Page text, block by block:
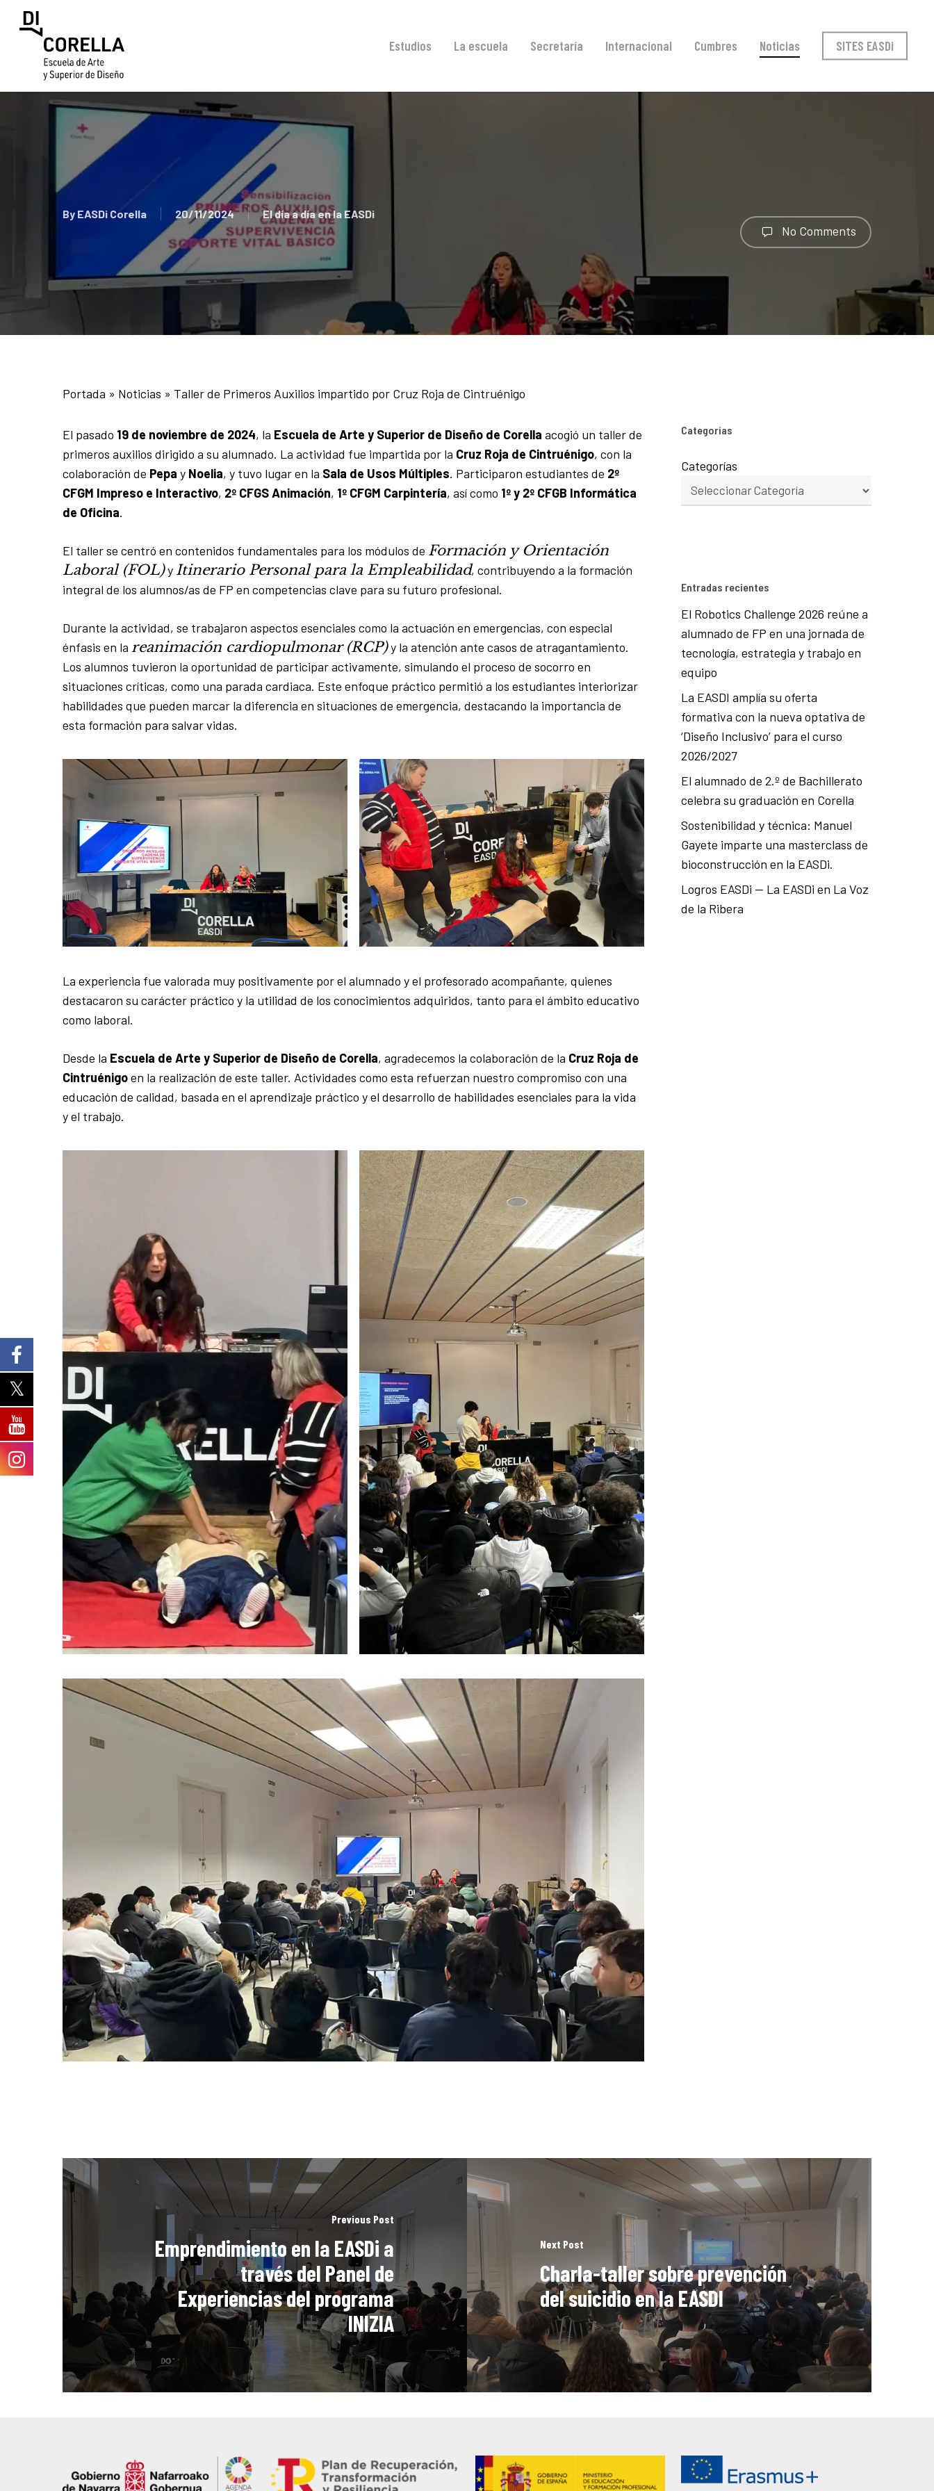
Estudios La escuela Secretaría Internacional Cumbres Noticias SITES EASDi
By EASDi Corella 20/11/2024 El día a día en la EASDi
No Comments
Portada » Noticias » Taller de Primeros Auxilios impartido por Cruz Roja de Cintruénigo
El pasado 19 de noviembre de 2024, la Escuela de Arte y Superior de Diseño de Corella acogió un taller de
primeros auxilios dirigido a su alumnado. La actividad fue impartida por la Cruz Roja de Cintruénigo, con la
colaboración de Pepa y Noelia, y tuvo lugar en la Sala de Usos Múltiples. Participaron estudiantes de 2º
CFGM Impreso e Interactivo, 2º CFGS Animación, 1º CFGM Carpintería, así como 1º y 2º CFGB Informática
de Oficina.
El taller se centró en contenidos fundamentales para los módulos de Formación y Orientación
Laboral (FOL)y Itinerario Personal para la Empleabilidad, contribuyendo a la formación
integral de los alumnos/as de FP en competencias clave para su futuro profesional.
Durante la actividad, se trabajaron aspectos esenciales como la actuación en emergencias, con especial
énfasis en la reanimación cardiopulmonar (RCP)y la atención ante casos de atragantamiento.
Los alumnos tuvieron la oportunidad de participar activamente, simulando el proceso de socorro en
situaciones críticas, como una parada cardiaca. Este enfoque práctico permitió a los estudiantes interiorizar
habilidades que pueden marcar la diferencia en situaciones de emergencia, destacando la importancia de
esta formación para salvar vidas.
La experiencia fue valorada muy positivamente por el alumnado y el profesorado acompañante, quienes
destacaron su carácter práctico y la utilidad de los conocimientos adquiridos, tanto para el ámbito educativo
como laboral.
Desde la Escuela de Arte y Superior de Diseño de Corella, agradecemos la colaboración de la Cruz Roja de
Cintruénigoen la realización de este taller. Actividades como esta refuerzan nuestro compromiso con una
educación de calidad, basada en el aprendizaje práctico y el desarrollo de habilidades esenciales para la vida
y el trabajo.
Categorías
Categorías
Entradas recientes
El Robotics Challenge 2026 reúne a
alumnado de FP en una jornada de
tecnología, estrategia y trabajo en
equipo
La EASDI amplía su oferta
formativa con la nueva optativa de
‘Diseño Inclusivo’ para el curso
2026/2027
El alumnado de 2.º de Bachillerato
celebra su graduación en Corella
Sostenibilidad y técnica: Manuel
Gayete imparte una masterclass de
bioconstrucción en la EASDi.
Logros EASDi — La EASDi en La Voz
de la Ribera
Previous Post
Emprendimiento en la EASDi a
través del Panel de
Experiencias del programa
INIZIA
Next Post
Charla-taller sobre prevención
del suicidio en la EASDI